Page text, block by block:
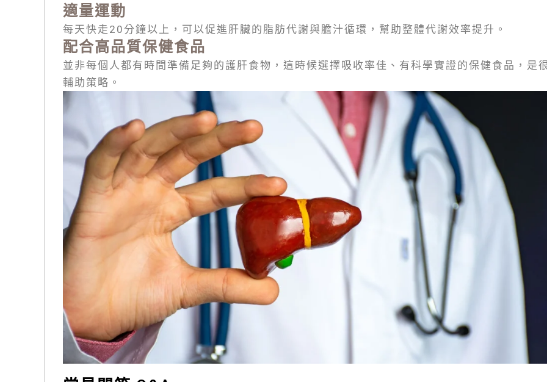
適量運動
每天快走20分鐘以上，可以促進肝臟的脂肪代謝與膽汁循環，幫助整體代謝效率提升。
配合高品質保健食品
並非每個人都有時間準備足夠的護肝食物，這時候選擇吸收率佳、有科學實證的保健食品，是
輔助策略。